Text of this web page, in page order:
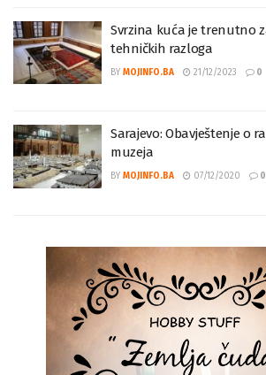
Svrzina kuća je trenutno
tehničkih razloga
BY MOJINFO.BA 21/12/2023 0
Sarajevo: Obavještenje o
muzeja
BY MOJINFO.BA 07/12/2020 0